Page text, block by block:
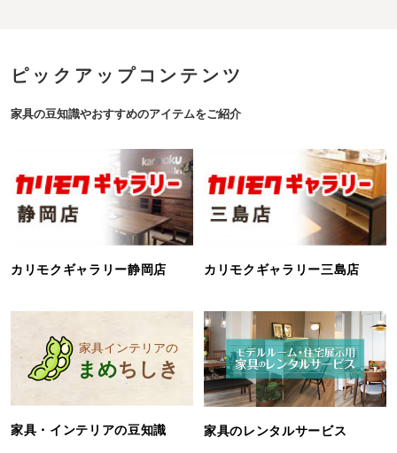
ピックアップコンテンツ
家具の豆知識やおすすめのアイテムをご紹介
カリモクギャラリー静岡店 カリモクギャラリー三島店
家具・インテリアの豆知識 家具のレンタルサービス